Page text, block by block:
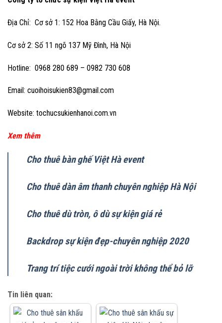
Địa Chỉ: Cơ sở 1: 152 Hoa Bằng Cầu Giấy, Hà Nội.
Cơ sở 2: Số 11 ngõ 137 Mỹ Đình, Hà Nội
Hotline: 0968 280 689 – 0982 730 608
Email: cuoihoisukien83@gmail.com
Website: tochucsukienhanoi.com.vn
Xem thêm
Cho thuê bàn ghế Việt Hà event
Cho thuê dàn âm thanh chuyên nghiệp Hà Nội
Cho thuê dù tròn, ô dù sự kiện giá rẻ
Backdrop sự kiện đẹp-chuyên nghiệp 2020
Trang trí tiệc cưới ngoài trời không thể bỏ lỡ
Tin liên quan: